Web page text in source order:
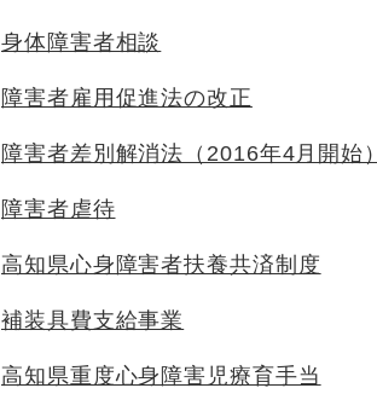
身体障害者相談
障害者雇用促進法の改正
障害者差別解消法（2016年4月開始）
障害者虐待
高知県心身障害者扶養共済制度
補装具費支給事業
高知県重度心身障害児療育手当